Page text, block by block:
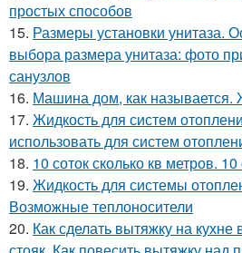
простых способов
15. Размеры установки унитаза.
выбора размера унитаза: фото
санузлов
16. Машина дом, как
17. Жидкость для систем
использовать для систем
18. 10 соток сколько кв метров. 10
19. Жидкость для системы
Возможные теплоносители
20. Как сделать вытяжку на